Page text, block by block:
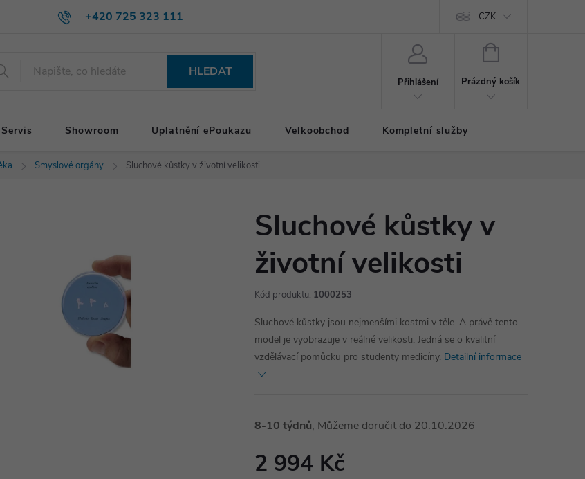
+420 725 323 111 CZK
HLEDAT
Přihlášení
NÁKUPNÍ
Prázdný košík
Servis Showroom Uplatnění ePoukazu Velkoobchod Kompletní služby
Smyslové orgány Sluchové kůstky v životní velikosti
Sluchové kůstky v
životní velikosti
Kód produktu: 1000253
Sluchové kůstky jsou nejmenšími kostmi v těle. A právě tento
model je vyobrazuje v reálné velikosti. Jedná se o kvalitní
vzdělávací pomůcku pro studenty medicíny. Detailní informace
8-10 týdnů 20.10.2026
2 994 Kč